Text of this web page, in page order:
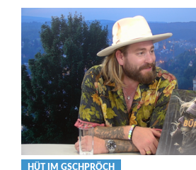
Video
HÜT IM GSCHPRÖCH